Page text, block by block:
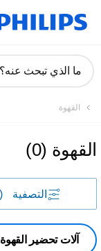
دعم
ما الذي تبحث عنه؟
القهوة
القهوة (
0
)
التصفية (1)
آلات تحضير القهوة SENSEO®‎